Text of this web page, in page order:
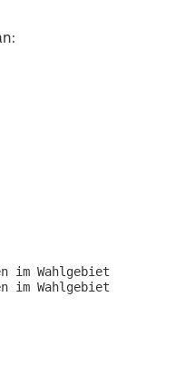
im Wahlgebiet
im Wahlgebiet